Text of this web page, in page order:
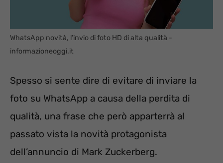
WhatsApp novità, l’invio di foto HD di alta qualità -
informazioneoggi.it
Spesso si sente dire di evitare di inviare la
foto su WhatsApp a causa della perdita di
qualità, una frase che però apparterrà al
passato vista la novità protagonista
dell’annuncio di Mark Zuckerberg.